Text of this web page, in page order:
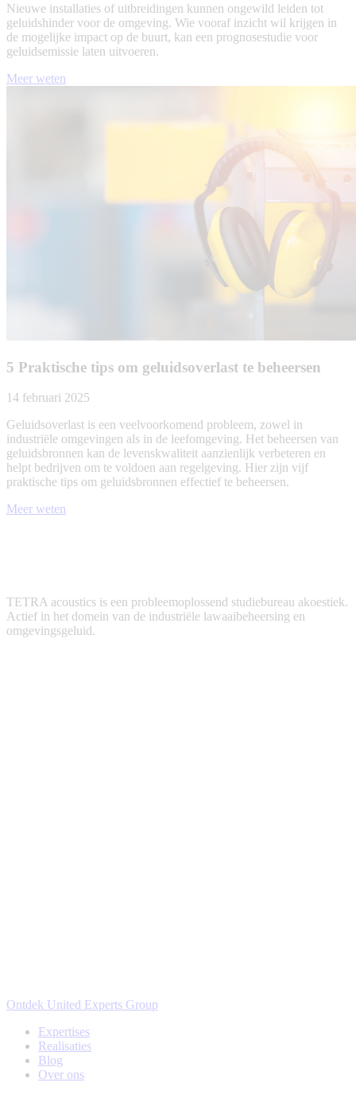
Nieuwe installaties of uitbreidingen kunnen ongewild leiden tot
geluidshinder voor de omgeving. Wie vooraf inzicht wil krijgen in
de mogelijke impact op de buurt, kan een prognosestudie voor
geluidsemissie laten uitvoeren.
Meer weten
5 Praktische tips om geluidsoverlast te beheersen
14 februari 2025
Geluidsoverlast is een veelvoorkomend probleem, zowel in
industriële omgevingen als in de leefomgeving. Het beheersen van
geluidsbronnen kan de levenskwaliteit aanzienlijk verbeteren en
helpt bedrijven om te voldoen aan regelgeving. Hier zijn vijf
praktische tips om geluidsbronnen effectief te beheersen.
Meer weten
TETRA acoustics is een probleemoplossend studiebureau akoestiek.
Actief in het domein van de industriële lawaaibeheersing en
omgevingsgeluid.
Ontdek United Experts Group
Expertises
Realisaties
Blog
Over ons